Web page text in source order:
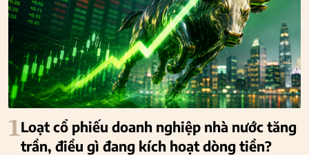
1Loạt cổ phiếu doanh nghiệp nhà nước tăng
trần, điều gì đang kích hoạt dòng tiền?